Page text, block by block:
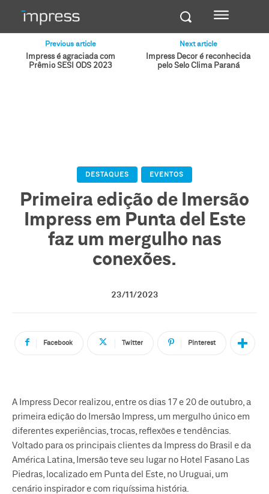
Previous article
Impress é agraciada com
Prêmio SESI ODS 2023
Next article
Impress Decor é reconhecida
pelo Selo Clima Paraná
DESTAQUES EVENTOS
Primeira edição de Imersão
Impress em Punta del Este
faz um mergulho nas
conexões.
23/11/2023
Facebook Twitter Pinterest
A Impress Decor realizou, entre os dias 17 e 20 de outubro, a
primeira edição do Imersão Impress, um mergulho único em
diferentes experiências, trocas, reflexões e tendências.
Voltado para os principais clientes da Impress do Brasil e da
América Latina, Imersão teve seu lugar no Hotel Fasano Las
Piedras, localizado em Punta del Este, no Uruguai, um
cenário inspirador e com riquíssima história.